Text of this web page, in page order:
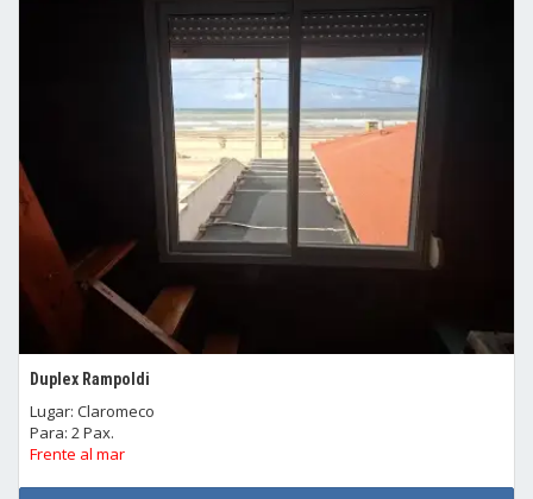
Duplex Rampoldi
Lugar: Claromeco
Para: 2 Pax.
Frente al mar